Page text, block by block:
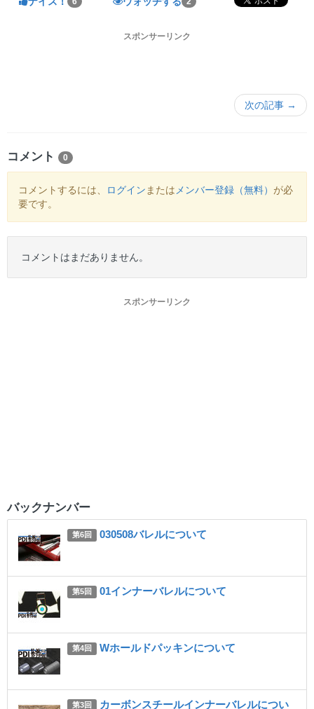
スポンサーリンク
次の記事 →
コメント 0
コメントするには、 ログインまたはメンバー登録（無料） が必
要です。
コメントはまだありません。
スポンサーリンク
バックナンバー
第6回 030508バレルについて
第5回 01インナーバレルについて
第4回 Wホールドパッキンについて
第3回 カーボンスチールインナーバレルについ